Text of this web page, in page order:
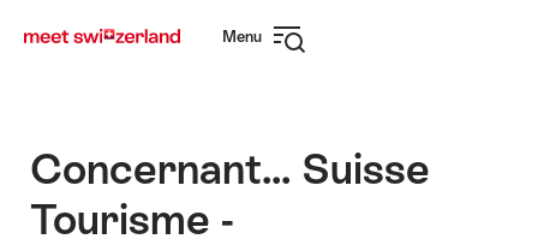
sur
rapide
Menu
Concernant... Suisse
Tourisme -